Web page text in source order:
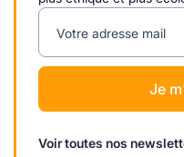
Votre adresse mail
Je
Voir toutes nos